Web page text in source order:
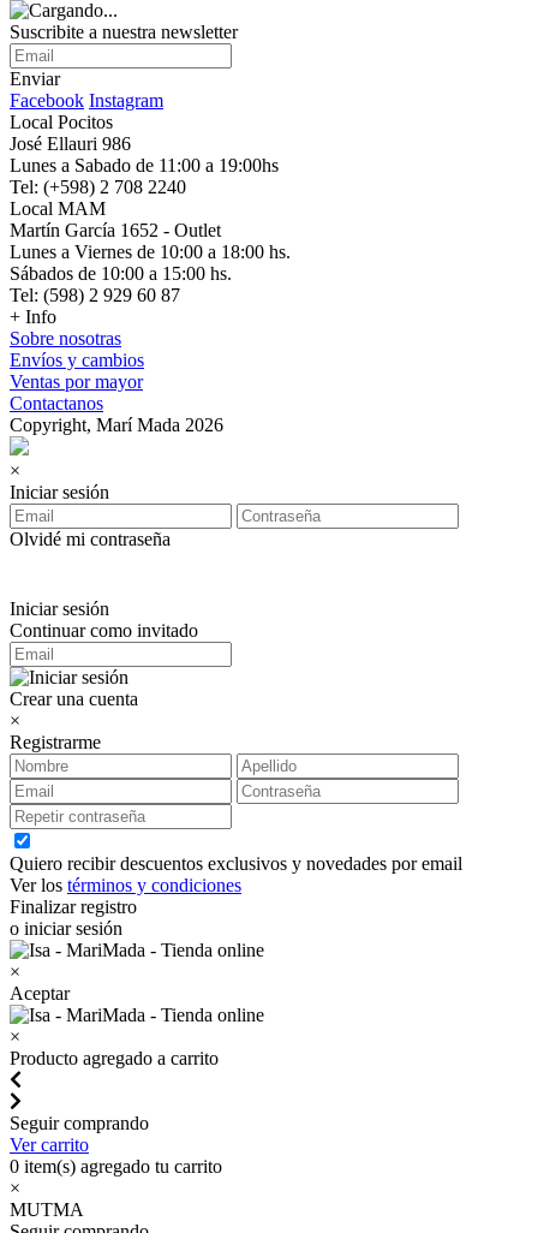
Suscribite a nuestra newsletter
Enviar
Facebook Instagram
Local Pocitos
José Ellauri 986
Lunes a Sabado de 11:00 a 19:00hs
Tel: (+598) 2 708 2240
Local MAM
Martín García 1652 - Outlet
Lunes a Viernes de 10:00 a 18:00 hs.
Sábados de 10:00 a 15:00 hs.
Tel: (598) 2 929 60 87
+ Info
Sobre nosotras
Envíos y cambios
Ventas por mayor
Contactanos
Copyright, Marí Mada 2026
×
Iniciar sesión
Olvidé mi contraseña
Iniciar sesión
Continuar como invitado
Crear una cuenta
×
Registrarme
Quiero recibir descuentos exclusivos y novedades por email
Ver los términos y condiciones
Finalizar registro
o iniciar sesión
×
Aceptar
×
Producto agregado a carrito
Seguir comprando
Ver carrito
0 item(s) agregado tu carrito
×
MUTMA